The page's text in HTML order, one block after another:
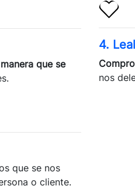
que se
4.
nos
que se nos
o cliente.